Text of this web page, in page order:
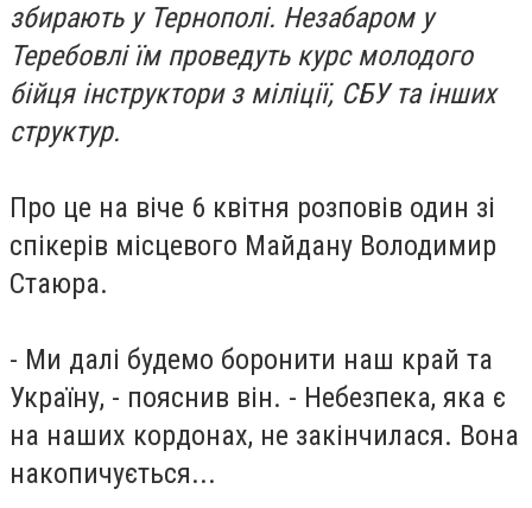
збирають у Тернополі. Незабаром у
Теребовлі їм проведуть курс молодого
бійця інструктори з міліції, СБУ та інших
структур.
Про це на віче 6 квітня розповів один зі
спікерів місцевого Майдану Володимир
Стаюра.
- Ми далі будемо боронити наш край та
Україну, - пояснив він. - Небезпека, яка є
на наших кордонах, не закінчилася. Вона
накопичується...